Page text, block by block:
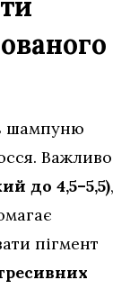
шампуню
Важливо
до 4,5–5,5),
пігмент